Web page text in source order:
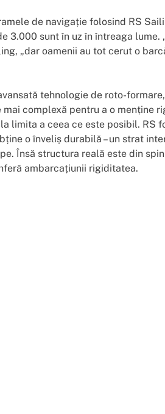
de navigație folosind RS
3.000 sunt în uz în întreaga lume.
„dar oamenii au tot cerut o
tehnologie de roto-
complexă pentru a o menține
limita a ceea ce este posibil. RS
o înveliș durabilă – un strat
Însă structura reală este din
ambarcațiunii rigiditatea.